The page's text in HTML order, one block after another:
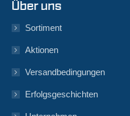
Über uns
Sortiment
Aktionen
Versandbedingungen
Erfolgsgeschichten